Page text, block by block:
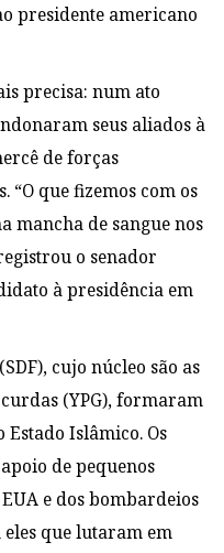
presidente americano
precisa: num ato
seus aliados à
de forças
que fizemos com os
mancha de sangue nos
o senador
à presidência em
cujo núcleo são as
(YPG), formaram
Islâmico. Os
de pequenos
e dos bombardeios
que lutaram em